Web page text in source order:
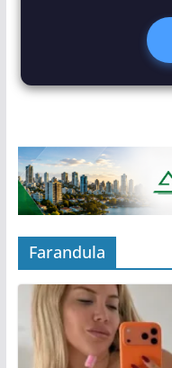
Farandula